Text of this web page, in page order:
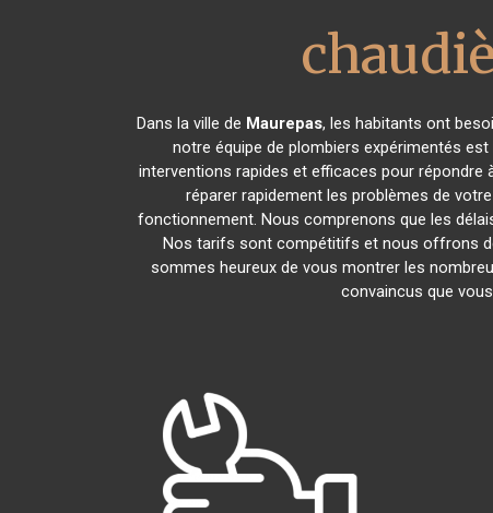
Dans la ville de Maurepas, les habitants ont
notre équipe de plombiers expérimentés
interventions rapides et efficaces pour répondre
réparer rapidement les problèmes de votre
fonctionnement. Nous comprenons que les
Nos tarifs sont compétitifs et nous offrons
sommes heureux de vous montrer les
convaincus que